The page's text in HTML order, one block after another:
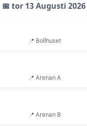
📅 tor 13 Augusti 2026
📍 Bollhuset
📍 Arenan A
📍 Arenan B